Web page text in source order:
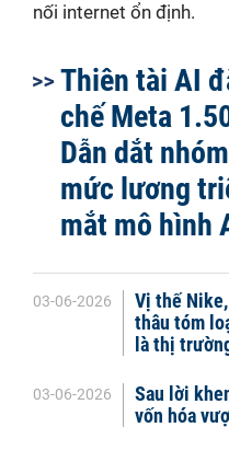
nối internet ổn định.
Thiên tài AI
chế Meta
Dẫn dắt
mức lương
mắt mô hình
03-06-2026
Vị thế
thâu tóm
là thị
03-06-2026
Sau lời
vốn hóa